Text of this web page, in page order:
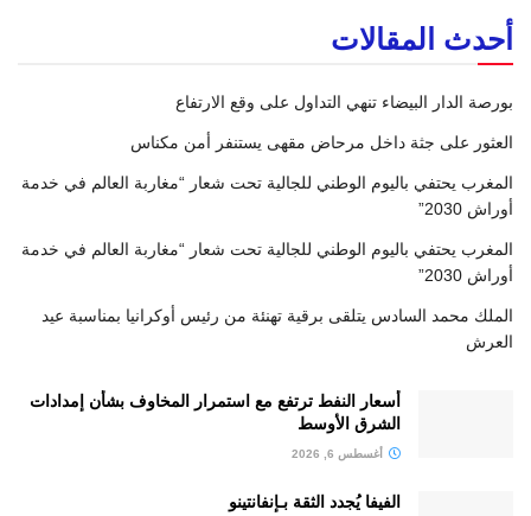
أحدث المقالات
بورصة الدار البيضاء تنهي التداول على وقع الارتفاع
العثور على جثة داخل مرحاض مقهى يستنفر أمن مكناس
المغرب يحتفي باليوم الوطني للجالية تحت شعار “مغاربة العالم في خدمة
أوراش 2030”
المغرب يحتفي باليوم الوطني للجالية تحت شعار “مغاربة العالم في خدمة
أوراش 2030”
الملك محمد السادس يتلقى برقية تهنئة من رئيس أوكرانيا بمناسبة عيد
العرش
أسعار النفط ترتفع مع استمرار المخاوف بشأن إمدادات
الشرق الأوسط
أغسطس 6, 2026
الفيفا يُجدد الثقة بـإنفانتينو